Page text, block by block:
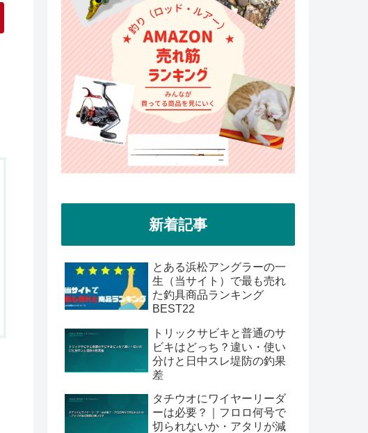
新着記事
とある浜松アングラーの一
生（当サイト）で最も売れ
た釣具商品ランキング
BEST22
トリックサビキと普通のサ
ビキはどっち？違い・使い
分けと日中スレ堤防の釣果
差
タチウオにワイヤーリーダ
ーは必要？｜フロロ何号で
切られないか・アタリが減